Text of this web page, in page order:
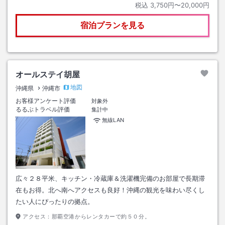
税込 3,750円〜20,000円
宿泊プランを見る
オールステイ胡屋
沖縄県 沖縄市
地図
お客様アンケート評価
対象外
るるぶトラベル評価
集計中
無線LAN
広々２８平米、キッチン・冷蔵庫＆洗濯機完備のお部屋で長期滞
在もお得。北へ南へアクセスも良好！沖縄の観光を味わい尽くし
たい人にぴったりの拠点。
アクセス： 那覇空港からレンタカーで約５０分。